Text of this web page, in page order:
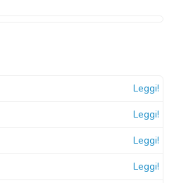
Leggi!
Leggi!
Leggi!
Leggi!